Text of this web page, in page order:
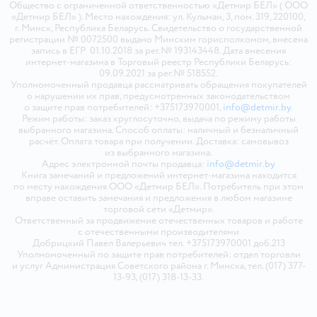
Общество с ограниченной ответственностью «Детмир БЕЛ» ( ООО
«Детмир БЕЛ» ). Место нахождения: ул. Кульман, 3, пом. 319, 220100,
г. Минск, Республика Беларусь. Свидетельство о государственной
регистрации № 0072500 выдано Минским горисполкомом, внесена
запись в ЕГР 01.10.2018 за рег.№ 193143448. Дата внесения
интернет-магазина в Торговый реестр Республики Беларусь:
09.09.2021 за рег.№ 518552.
Уполномоченный продавца рассматривать обращения покупателей
о нарушении их прав, предусмотренных законодательством
о защите прав потребителей: +375173970001, info@detmir.by.
Режим работы: заказ круглосуточно, выдача по режиму работы
выбранного магазина. Способ оплаты: наличный и безналичный
расчёт. Оплата товара при получении. Доставка: самовывоз
из выбранного магазина.
Адрес электронной почты продавца: info@detmir.by
Книга замечаний и предложений интернет-магазина находится
по месту нахождения ООО «Детмир БЕЛ». Потребитель при этом
вправе оставить замечания и предложения в любом магазине
торговой сети «Детмир».
Ответственный за продвижение отечественных товаров и работе
с отечественными производителями
Добрицкий Павел Валерьевич тел. +375173970001 доб.213
Уполномоченный по защите прав потребителей: отдел торговли
и услуг Администрация Советского района г. Минска, тел. (017) 377-
13-93, (017) 318-13-33.